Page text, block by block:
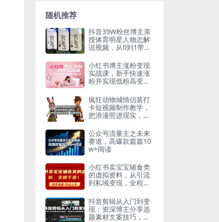
随机推荐
抖音39W粉丝博主亲
授体育明星人物志解
说视频，从0到1带你
收益1k+
小红书博主涨粉变现
实战课，新手快速涨
粉并实现低粉高变现
疯狂动物城情侣装打
卡短视频制作教学，
把浪漫照进现实，快
公众号流量主之未来
赛道，高爆款篇篇10
w+阅读
小红书卖宝宝辅食类
的虚拟资料，从引流
到私域变现，全程干
上手
抖音剪辑从入门到变
现：资深博主分享选
题素材文案技巧，详